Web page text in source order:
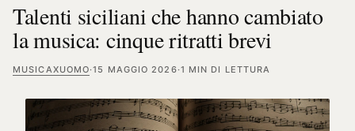
Talenti siciliani che hanno cambiato
la musica: cinque ritratti brevi
MUSICAXUOMO·15 MAGGIO 2026·1 MIN DI LETTURA